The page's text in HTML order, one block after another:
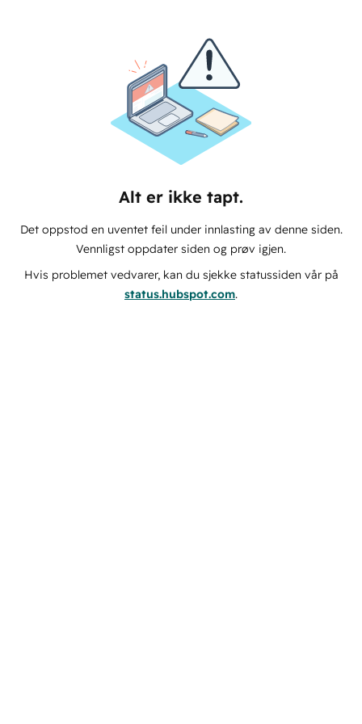
Alt er ikke tapt.
Det oppstod en uventet feil under innlasting av denne siden.
Vennligst oppdater siden og prøv igjen.
Hvis problemet vedvarer, kan du sjekke statussiden vår på
status.hubspot.com.